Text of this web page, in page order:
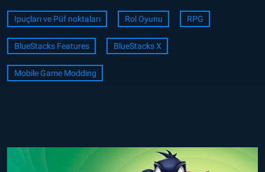
Ipuçları ve Püf noktaları Rol Oyunu RPG
BlueStacks Features BlueStacks X
Mobile Game Modding